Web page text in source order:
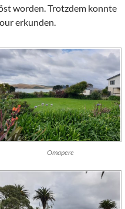
worden. Trotzdem konnte
erkunden.
Omapere